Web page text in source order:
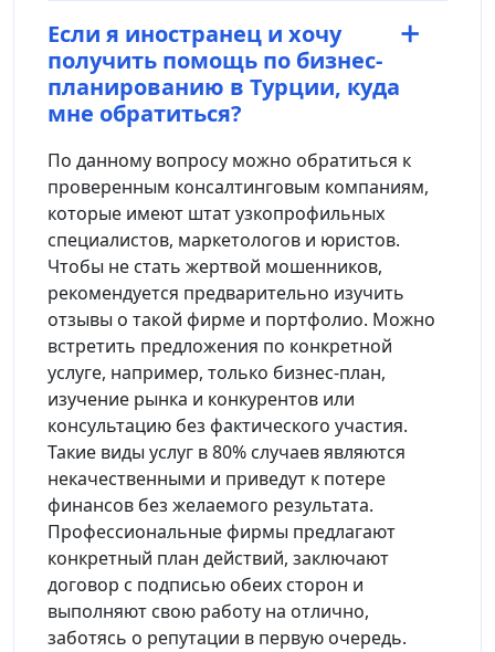
Если я иностранец и хочу
получить помощь по бизнес-
планированию в Турции, куда
мне обратиться?
По данному вопросу можно обратиться к
проверенным консалтинговым компаниям,
которые имеют штат узкопрофильных
специалистов, маркетологов и юристов.
Чтобы не стать жертвой мошенников,
рекомендуется предварительно изучить
отзывы о такой фирме и портфолио. Можно
встретить предложения по конкретной
услуге, например, только бизнес-план,
изучение рынка и конкурентов или
консультацию без фактического участия.
Такие виды услуг в 80% случаев являются
некачественными и приведут к потере
финансов без желаемого результата.
Профессиональные фирмы предлагают
конкретный план действий, заключают
договор с подписью обеих сторон и
выполняют свою работу на отлично,
заботясь о репутации в первую очередь.